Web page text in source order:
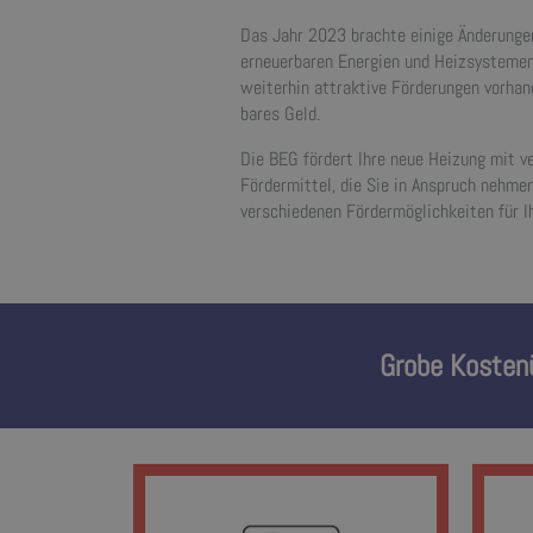
Das Jahr 2023 brachte einige
erneuerbaren Energien und
weiterhin attraktive Förderungen
bares Geld.
Die BEG fördert Ihre neue Heizung mit
Fördermittel, die Sie in Anspruch
verschiedenen Fördermöglichkeiten für
Grobe